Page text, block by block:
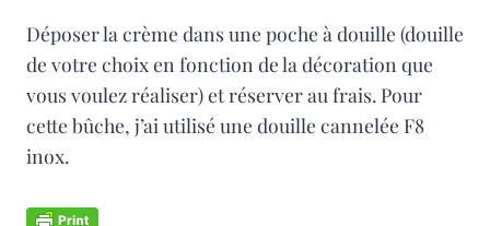
Déposer la crème dans une poche à douille (douille
de votre choix en fonction de la décoration que
vous voulez réaliser) et réserver au frais. Pour
cette bûche, j’ai utilisé une douille cannelée F8
inox.